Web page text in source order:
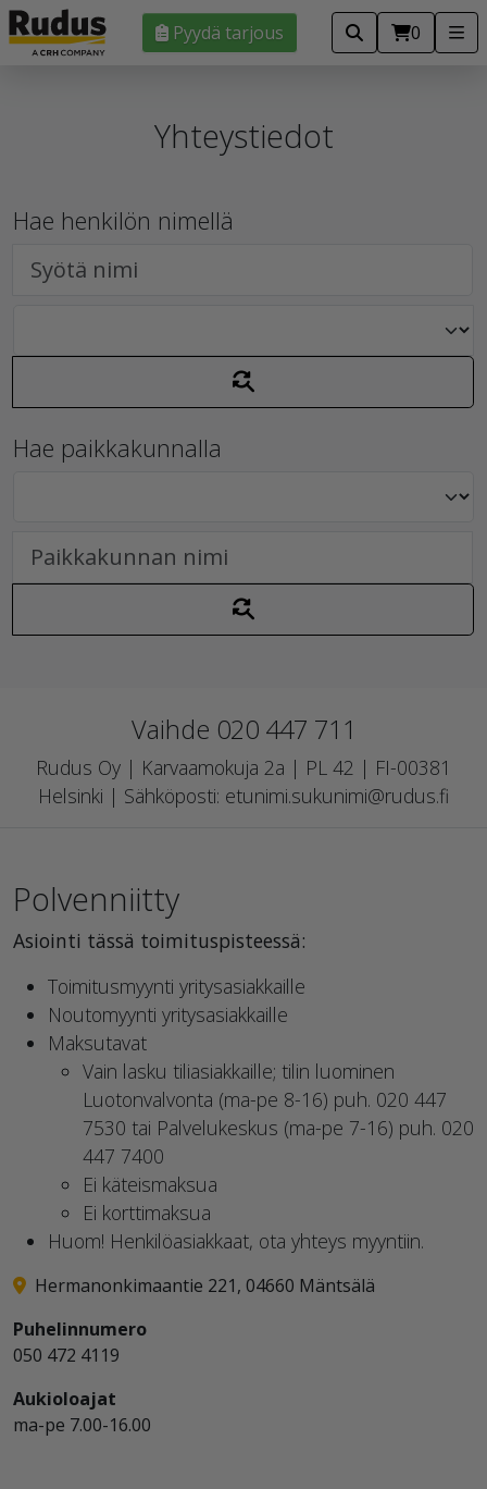
Pyydä tarjous 0
Yhteystiedot
Hae henkilön nimellä
Hae paikkakunnalla
Vaihde 020 447 711
Rudus Oy | Karvaamokuja 2a | PL 42 | FI-00381
Helsinki | Sähköposti: etunimi.sukunimi@rudus.fi
Polvenniitty
Asiointi tässä toimituspisteessä:
Toimitusmyynti yritysasiakkaille
Noutomyynti yritysasiakkaille
Maksutavat
Vain lasku tiliasiakkaille; tilin luominen
Luotonvalvonta (ma-pe 8-16) puh. 020 447
7530 tai Palvelukeskus (ma-pe 7-16) puh. 020
447 7400
Ei käteismaksua
Ei korttimaksua
Huom! Henkilöasiakkaat, ota yhteys myyntiin.
Hermanonkimaantie 221, 04660 Mäntsälä
Puhelinnumero
050 472 4119
Aukioloajat
ma-pe 7.00-16.00